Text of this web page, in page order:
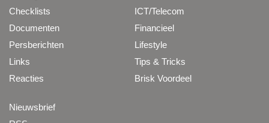
Checklists
Documenten
Persberichten
Links
Reacties
ICT/Telecom
Financieel
Lifestyle
Tips & Tricks
Brisk Voordeel
Nieuwsbrief